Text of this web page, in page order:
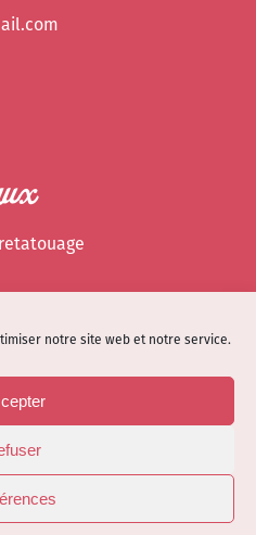
notre site web et notre service.
Dénode- Illustrations par
réservés